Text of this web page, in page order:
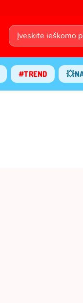
#TREND